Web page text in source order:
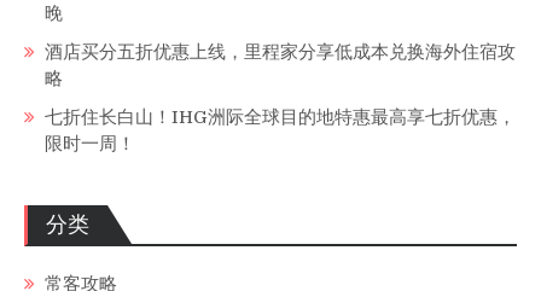
晚
酒店买分五折优惠上线，里程家分享低成本兑换海外住宿攻
略
七折住长白山！IHG洲际全球目的地特惠最高享七折优惠，
限时一周！
分类
常客攻略